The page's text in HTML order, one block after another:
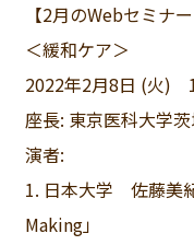
【2月のWebセミナ
＜緩和ケア＞
2022年2月8日 (火)
座長: 東京医科大学
演者:
1. 日本大学 佐藤美
Making」